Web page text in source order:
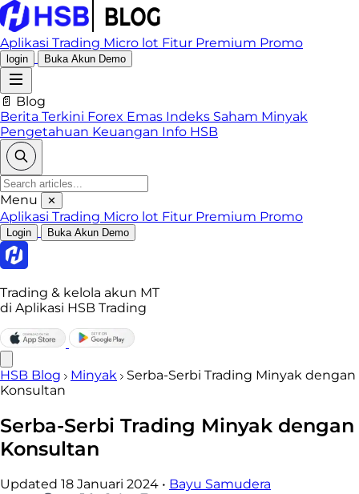
Aplikasi Trading Micro lot Fitur Premium Promo
login Buka Akun Demo
📄 Blog
Berita Terkini Forex Emas Indeks Saham Minyak
Pengetahuan Keuangan Info HSB
Menu ✕
Aplikasi Trading Micro lot Fitur Premium Promo
Login Buka Akun Demo
Trading & kelola akun MT
di Aplikasi HSB Trading
HSB Blog Minyak
Serba-Serbi Trading Minyak dengan
Konsultan
Serba-Serbi Trading Minyak dengan
Konsultan
Updated 18 Januari 2024 • Bayu Samudera